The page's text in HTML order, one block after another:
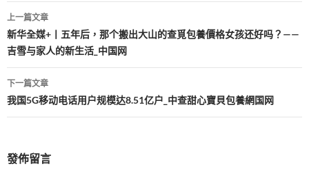
文
章
導
覽
上一篇文章
新华全媒+丨五年后，那个搬出大山的查覓包養價格女孩还好吗？——
吉雪与家人的新生活_中国网
下一篇文章
我国5G移动电话用户规模达8.51亿户_中查甜心寶貝包養網国网
發佈留言